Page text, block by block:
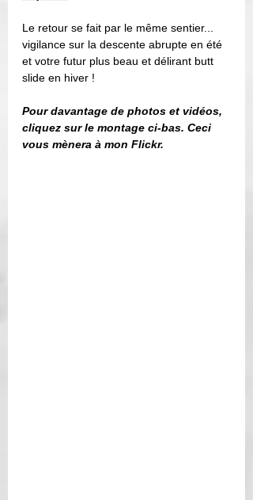
Le retour se fait par le même sentier...
vigilance sur la descente abrupte en été
et votre futur plus beau et délirant butt
slide en hiver !
Pour davantage de photos et vidéos,
cliquez sur le montage ci-bas. Ceci
vous mènera à mon Flickr.